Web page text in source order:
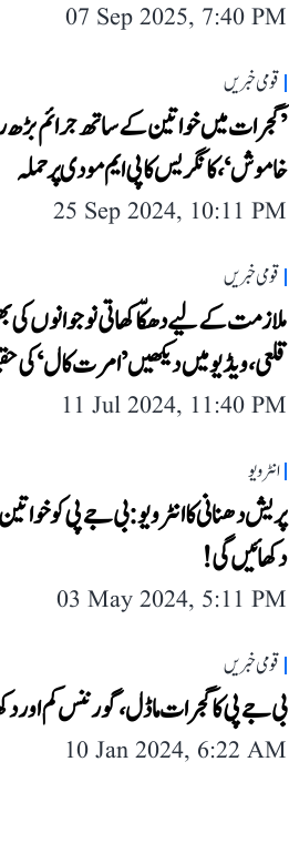
07 Sep 2025, 7:40 PM
قومی خبریں
’گجرات میں خواتین کے ساتھ جرائم
خاموش‘، کانگریس کا پی ایم مودی پر حملہ
25 Sep 2024, 10:11 PM
قومی خبریں
ملازمت کے لیے دھکّا کھاتی نوجوانوں کی
قلعی، ویڈیو میں دیکھیں ’امرت کال‘ کی
11 Jul 2024, 11:40 PM
انٹرویو
پریش دھنانی کا انٹرویو: بی جے پی کو
دکھائیں گی!
03 May 2024, 5:11 PM
قومی خبریں
بی جے پی کا گجرات ماڈل ، گورننس کم اور
10 Jan 2024, 6:22 AM